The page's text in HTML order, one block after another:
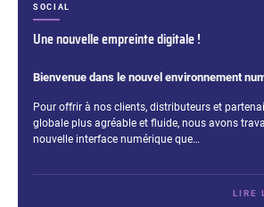
Une nouvelle empreinte digitale !
Bienvenue dans le nouvel environnement
CATÉGORIES :
SOCIAL
Extrait :
Pour offrir à nos clients, distributeurs et
globale plus agréable et fluide, nous avons
nouvelle interface numérique que…
LIRE